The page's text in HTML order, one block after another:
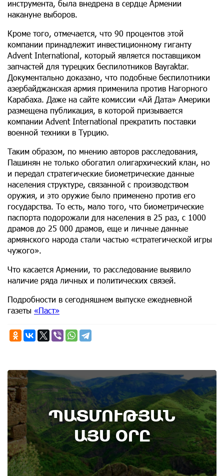
инструмента, была внедрена в сердце Армении
накануне выборов.
Кроме того, отмечается, что 90 процентов этой
компании принадлежит инвестиционному гиганту
Advent International, который является поставщиком
запчастей для турецких беспилотников Bayraktar.
Документально доказано, что подобные беспилотники
азербайджанская армия применила против Нагорного
Карабаха. Даже на сайте комиссии «Ай Дата» Америки
размещена публикация, в которой призывается
компании Advent International прекратить поставки
военной техники в Турцию.
Таким образом, по мнению авторов расследования,
Пашинян не только обогатил олигархический клан, но
и передал стратегические биометрические данные
населения структуре, связанной с производством
оружия, и это оружие было применено против его
государства. То есть, мало того, что биометрические
паспорта подорожали для населения в 25 раз, с 1000
драмов до 25 000 драмов, еще и личные данные
армянского народа стали частью «стратегической игры
чужого».
Что касается Армении, то расследование выявило
наличие ряда личных и политических связей.
Подробности в сегодняшнем выпуске ежедневной
газеты «Паст»
ՊԱՏՄՈՒԹՅԱՆ
ԱՅՍ ՕՐԸ
7th of August
Административный суд удовлетворил иск ААЦ
по делу монастыря Ованаванк